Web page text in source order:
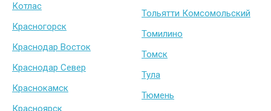
Котлас
Красногорск
Краснодар Восток
Краснодар Север
Краснокамск
Красноярск
Тольятти Комсомольский
Томилино
Томск
Тула
Тюмень